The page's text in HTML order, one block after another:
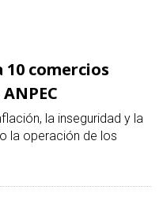
10 comercios
la inseguridad y la
la operación de los